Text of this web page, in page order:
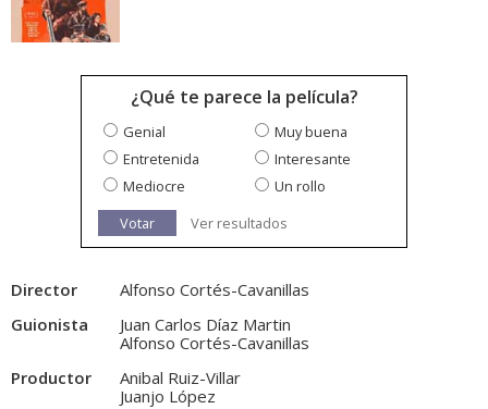
¿Qué te parece la película?
Genial
Muy buena
Entretenida
Interesante
Mediocre
Un rollo
Votar
Ver resultados
Director
Alfonso Cortés-Cavanillas
Guionista
Juan Carlos Díaz Martin
Alfonso Cortés-Cavanillas
Productor
Anibal Ruiz-Villar
Juanjo López